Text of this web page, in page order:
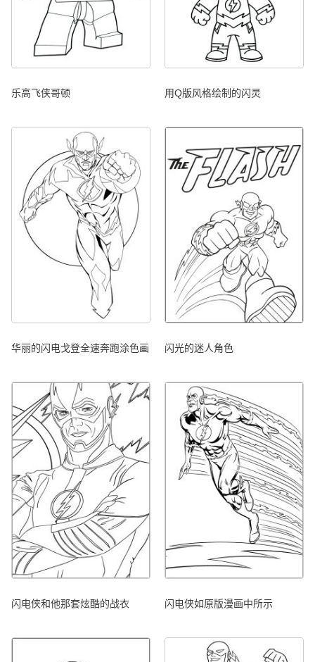
乐高飞侠哥顿 用Q版风格绘制的闪灵
华丽的闪电戈登全速奔跑涂色画 闪光的迷人角色
闪电侠和他那套炫酷的战衣 闪电侠如原版漫画中所示